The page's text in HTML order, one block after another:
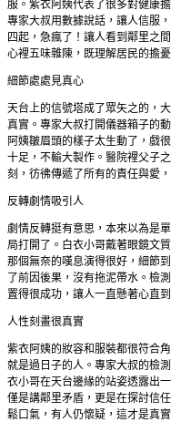
服。紫衣阿姨代表了很多對健康
專家大叔用數據說話，讓人信服
四起，急瘋了！讓人看到鄰里之
心裡五味雜陳，既理解居民的擔
細節處處見真心
天台上的信號塔成了眾矢之的，
真實。專家大叔打開儀器箱子的
阿姨皺眉頭的樣子太生動了，戲
十足，不輸大製作。醫院裡父子
刻，彷彿傳遞了所有的責任與愛
反轉劇情吸引人
劇情反轉挺有意思，本來以為是
局打開了。白衣小哥戴著眼鏡文
那個無奈的嘆息演得很好，細節
了前因後果，沒有拖泥帶水。檢
置得很成功，讓人一直懸著心直
人性刻畫很真實
紫衣阿姨的妝容和服裝都很符合
就是過日子的人。專家大叔的檢
衣小哥在天台邊緣的站姿透露出
僅是講鄰里矛盾，更是在探討信
鬆口氣，有人仍懷疑，這才是真